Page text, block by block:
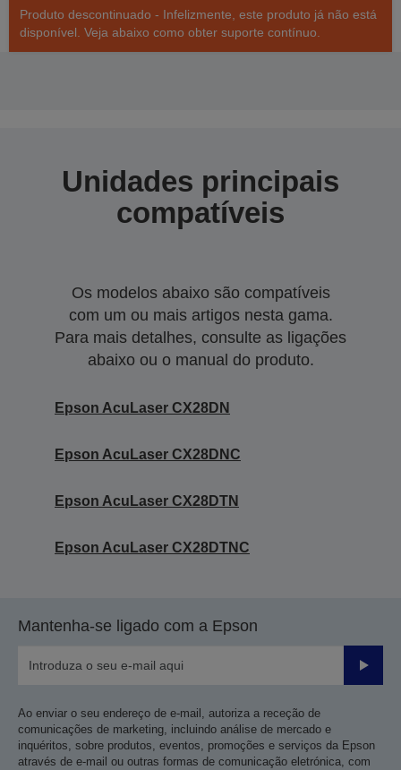
Produto descontinuado - Infelizmente, este produto já não está
disponível. Veja abaixo como obter suporte contínuo.
Unidades principais
compatíveis
Os modelos abaixo são compatíveis
com um ou mais artigos nesta gama.
Para mais detalhes, consulte as ligações
abaixo ou o manual do produto.
Epson AcuLaser CX28DN
Epson AcuLaser CX28DNC
Epson AcuLaser CX28DTN
Epson AcuLaser CX28DTNC
Mantenha-se ligado com a Epson
Enviar
Ao enviar o seu endereço de e-mail, autoriza a receção de
comunicações de marketing, incluindo análise de mercado e
inquéritos, sobre produtos, eventos, promoções e serviços da Epson
através de e-mail ou outras formas de comunicação eletrónica, com